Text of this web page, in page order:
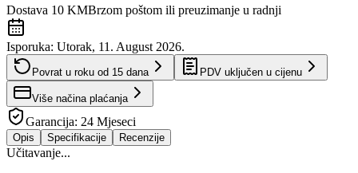
Dostava 10 KMBrzom poštom ili preuzimanje u radnji
Isporuka: Utorak, 11. August 2026.
Povrat u roku od 15 dana PDV uključen u cijenu
Više načina plaćanja
Garancija: 24 Mjeseci
Opis Specifikacije Recenzije
Učitavanje...